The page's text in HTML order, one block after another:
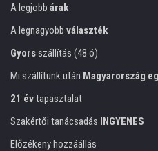
A legjobb árak
A legnagyobb választék
Gyorsszállítás (48 ó)
Mi szállítunk után Magyarország
21 évtapasztalat
Szakértői tanácsadás INGYENES
Előzékeny hozzáállás